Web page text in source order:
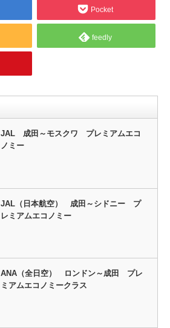
Pocket
feedly
JAL 成田～モスクワ プレミアムエコ
ノミー
JAL（日本航空） 成田～シドニー プ
レミアムエコノミー
ANA（全日空） ロンドン～成田 プレ
ミアムエコノミークラス